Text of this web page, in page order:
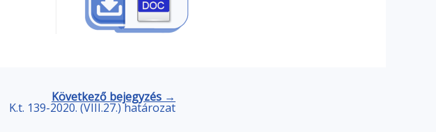
Következő bejegyzés →
K.t. 139-2020. (VIII.27.) határozat